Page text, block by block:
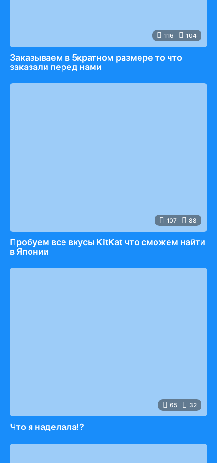
116 104
Заказываем в 5кратном размере то что
заказали перед нами
107 88
Пробуем все вкусы KitKat что сможем найти
в Японии
65 32
Что я наделала!?